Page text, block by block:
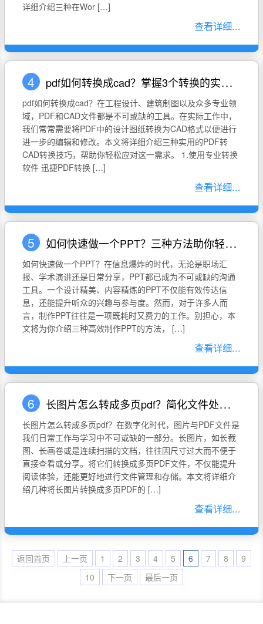
详细介绍三种在Wor […]
查看详细...
4 pdf如何转换成cad？掌握3个转换的实用技巧
pdf如何转换成cad？在工程设计、建筑制图以及众多专业领
域，PDF和CAD文件都是不可或缺的工具。在实际工作中，
我们常常需要将PDF中的设计图纸转换为CAD格式以便进行
进一步的编辑和修改。本文将详细介绍三种实用的PDF转
CAD转换技巧，帮助你轻松应对这一需求。 1.使用专业转换
软件 迅捷PDF转换 […]
查看详细...
5 如何快速做一个PPT？三种方法助你轻松完成PPT制作
如何快速做一个PPT？在信息爆炸的时代，无论是职场汇
报、学术演讲还是日常分享，PPT都已成为不可或缺的沟通
工具。一个设计精美、内容精炼的PPT不仅能有效传达信
息，还能提升听众的兴趣与参与度。然而，对于许多人而
言，制作PPT往往是一项既耗时又费力的工作。别担心，本
文将为你介绍三种高效制作PPT的方法， […]
查看详细...
6 长图片怎么转成多页pdf？简化文件处理的方法分享
长图片怎么转成多页pdf？在数字化时代，图片与PDF文件是
我们日常工作与学习中不可或缺的一部分。长图片，如长截
图、长画卷或是连续扫描的文档，往往因尺寸过大而不便于
直接查看或分享。将它们转换成多页PDF文件，不仅能提升
阅读体验，还能更好地进行文件管理和存储。本文将详细介
绍几种将长图片转换成多页PDF的 […]
查看详细...
返回首页 上一页 1 2 3 4 5 6 7 8
9
10
下一页 最后一页